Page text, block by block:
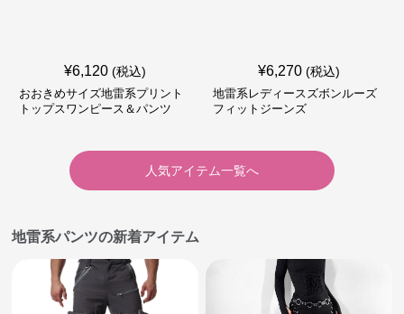
¥6,120 (税込)
おおきめサイズ地雷系プリント
トップスワンピース＆パンツ
¥6,270 (税込)
地雷系レディースズボンルーズ
フィットジーンズ
人気アイテム一覧へ
地雷系パンツの新着アイテム